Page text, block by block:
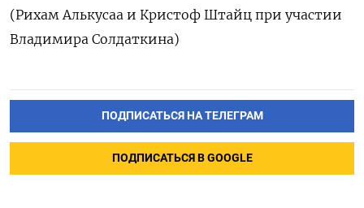
(Рихам Алькусаа и Кристоф Штайц при участии
Владимира Солдаткина)
ПОДПИСАТЬСЯ НА ТЕЛЕГРАМ
ПОДПИСАТЬСЯ В GOOGLE